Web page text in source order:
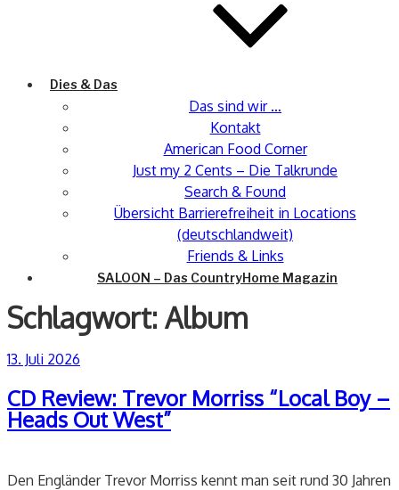
Dies & Das
Das sind wir …
Kontakt
American Food Corner
Just my 2 Cents – Die Talkrunde
Search & Found
Übersicht Barrierefreiheit in Locations
(deutschlandweit)
Friends & Links
SALOON – Das CountryHome Magazin
Schlagwort: Album
Veröffentlicht
13. Juli 2026
CD Review: Trevor Morriss “Local Boy –
Heads Out West”
Den Engländer Trevor Morriss kennt man seit rund 30 Jahren